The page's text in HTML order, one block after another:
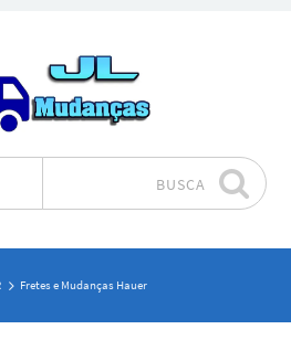
BUSCA
Fretes e Mudanças Hauer